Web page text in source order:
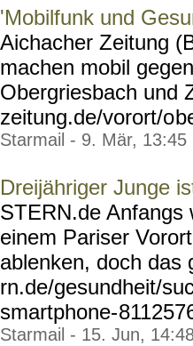
'Mobilfunk und
Aichacher Zeitung
machen mobil
Obergriesbach und
zeitung.de/vorort/o
Starmail - 9. Mär, 13:45
Dreijähriger Junge
STERN.de Anfangs
einem Pariser
ablenken, doch das
rn.de/gesundheit/
smartphone-
Starmail - 15. Jun,